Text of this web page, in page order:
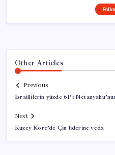
Other Articles
Previous
İsraillilerin yüzde 61’i
Next
Kuzey Kore’de Çin liderine veda